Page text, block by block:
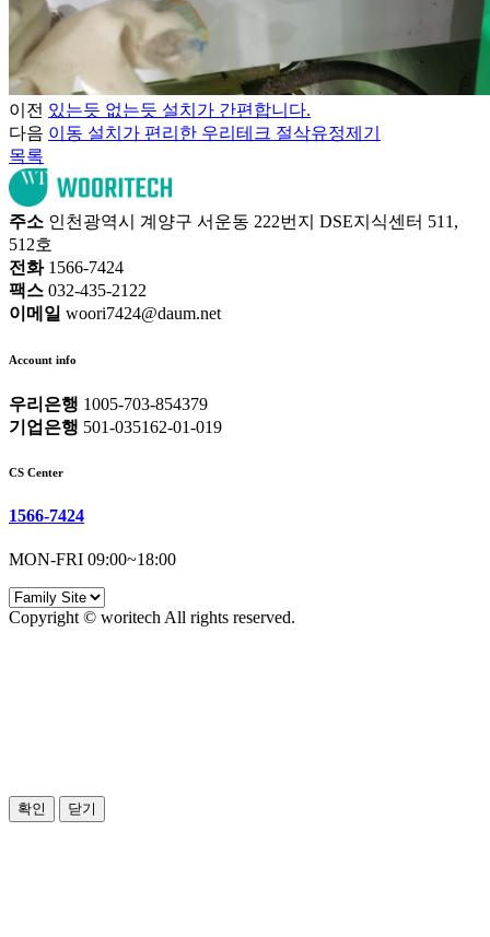
이전 있는듯 없는듯 설치가 간편합니다.
다음 이동 설치가 편리한 우리테크 절삭유정제기
목록
주소 인천광역시 계양구 서운동 222번지 DSE지식센터 511,
512호
전화1566-7424
팩스 032-435-2122
이메일 woori7424@daum.net
Account info
우리은행 1005-703-854379
기업은행 501-035162-01-019
CS Center
1566-7424
MON-FRI 09:00~18:00
Copyright © woritech All rights reserved.
확인 닫기